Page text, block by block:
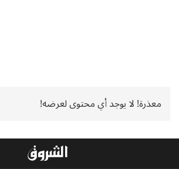
معذرة! لا يوجد أي محتوى لعرضه!